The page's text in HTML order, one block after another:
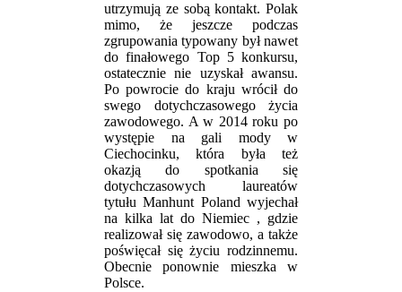
utrzymują ze sobą kontakt. Polak
mimo, że jeszcze podczas
zgrupowania typowany był nawet
do finałowego Top 5 konkursu,
ostatecznie nie uzyskał awansu.
Po powrocie do kraju wrócił do
swego dotychczasowego życia
zawodowego. A w 2014 roku po
występie na gali mody w
Ciechocinku, która była też
okazją do spotkania się
dotychczasowych laureatów
tytułu Manhunt Poland wyjechał
na kilka lat do Niemiec , gdzie
realizował się zawodowo, a także
poświęcał się życiu rodzinnemu.
Obecnie ponownie mieszka w
Polsce.